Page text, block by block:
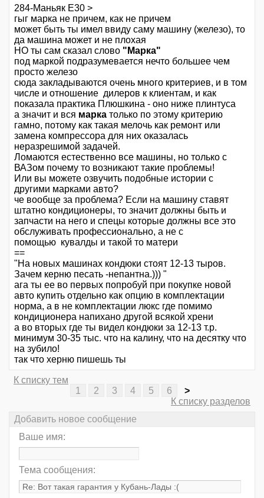
284-Маньяк E30 >
гыг марка не причем, как не причем
может быть ты имел ввиду саму машину (железо), то
да машина может и не плохая
НО ты сам сказал слово "Марка"
под маркой подразумевается нечто большее чем
просто железо
сюда закладываются очень много критериев, и в том
числе и отношение дилеров к клиентам, и как
показала практика Плюшкина - оно ниже плинтуса
а значит и вся марка только по этому критерию
гамно, потому как такая мелочь как ремонт или
замена компрессора для них оказалась
неразрешимой задачей.
Ломаются естественно все машины, но только с
ВАЗом почему то возникают такие проблемы!
Или вы можете озвучить подобные истории с
другими марками авто?
че вообще за проблема? Если на машину ставят
штатно кондиционеры, то значит должны быть и
запчасти на него и спецы которые должны все это
обслуживать профессионально, а не с
помощью кувалды и такой то матери
==
"На новых машинах кондюки стоят 12-13 тыров.
Зачем керню песать -непантна.))) "
ага ты ее во первых попробуй при покупке новой
авто купить отдельно как опцию в комплектации
норма, а в не комплектации люкс где помимо
кондиционера напихано другой всякой хрени
а во вторых где ты видел кондюки за 12-13 т.р.
минимум 30-35 тыс. что на калину, что на десятку что
на зубило!
так что херню пишешь ты
К списку тем
1
2 3 4 5 6
>
К списку разделов
Добавить новое сообщение
Ваше имя:
Тема сообщения: